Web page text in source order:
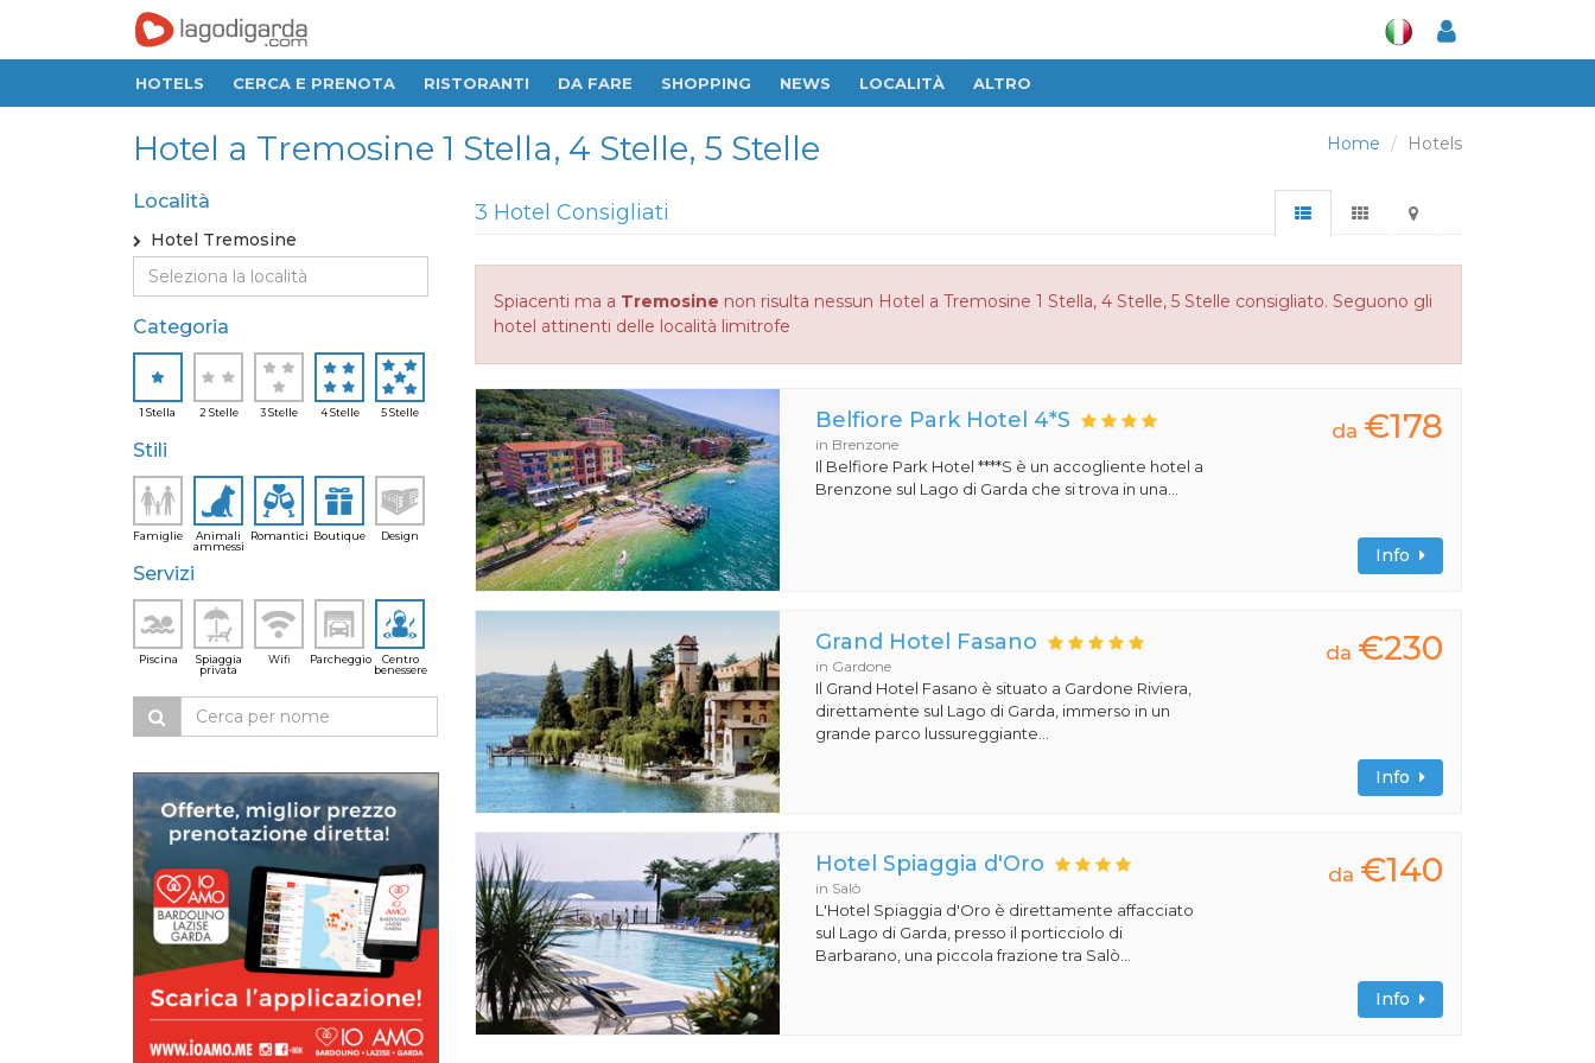
HOTELS CERCA E PRENOTA RISTORANTI DA FARE SHOPPING NEWS LOCALITÀ ALTRO
Home Hotels
Hotel a Tremosine 1 Stella, 4 Stelle, 5 Stelle
Località
Hotel Tremosine
Categoria
1 Stella 2 Stelle 3 Stelle 4 Stelle 5 Stelle
Stili
Famiglie
Animali
ammessi
Romantici Boutique Design
Servizi
Piscina
Spiaggia
privata
Wifi Parcheggio
Centro
benessere
3 Hotel Consigliati
Spiacenti ma a Tremosine non risulta nessun Hotel a Tremosine 1 Stella, 4 Stelle, 5 Stelle consigliato. Seguono gli
hotel attinenti delle località limitrofe
Belfiore Park Hotel 4*S
in Brenzone
Il Belfiore Park Hotel ****S è un accogliente hotel a
Brenzone sul Lago di Garda che si trova in una...
da €178
Info
Grand Hotel Fasano
in Gardone
Il Grand Hotel Fasano è situato a Gardone Riviera,
direttamente sul Lago di Garda, immerso in un
grande parco lussureggiante...
da €230
Info
Hotel Spiaggia d'Oro
in Salò
L'Hotel Spiaggia d'Oro è direttamente affacciato
sul Lago di Garda, presso il porticciolo di
Barbarano, una piccola frazione tra Salò...
da €140
Info